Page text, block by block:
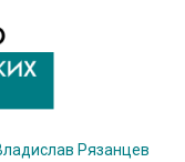
Рязанцев